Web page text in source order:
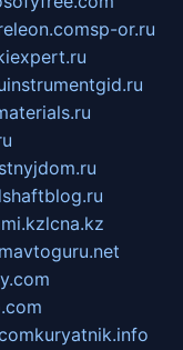
sp-or.ru
instrumentgid.ru
lcna.kz
avtoguru.net
kuryatnik.info